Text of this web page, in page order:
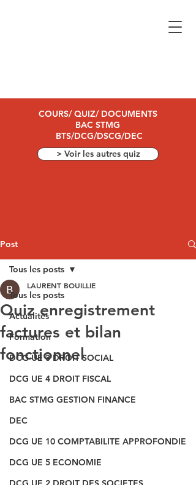
COURS/ QUIZ/ DOCUMENTS
BAC STMG
BTS/DCG/DSCG/DEC
> Voir les autres quiz
Post
Tous les posts
Actualités
Formation
DCG UE 3 DROIT SOCIAL
DCG UE 4 DROIT FISCAL
BAC STMG GESTION FINANCE
DEC
DCG UE 10 COMPTABILITE APPROFONDIE
DCG UE 5 ECONOMIE
Tous les posts
Quiz enregistrement
factures et bilan
fonctionnel
LAURENT BOUILLIE